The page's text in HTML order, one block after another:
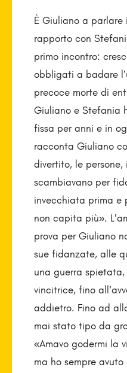
È Giuliano a parlare
rapporto con
primo incontro:
obbligati a badare
precoce morte di
Giuliano e Stefania
fissa per anni e in
racconta Giuliano
divertito, le
scambiavano per
invecchiata prima e
non capita più».
prova per Giuliano
sue fidanzate, alle
una guerra
vincitrice, fino
addietro. Fino ad
mai stato tipo da
«Amavo godermi la
ma ho sempre